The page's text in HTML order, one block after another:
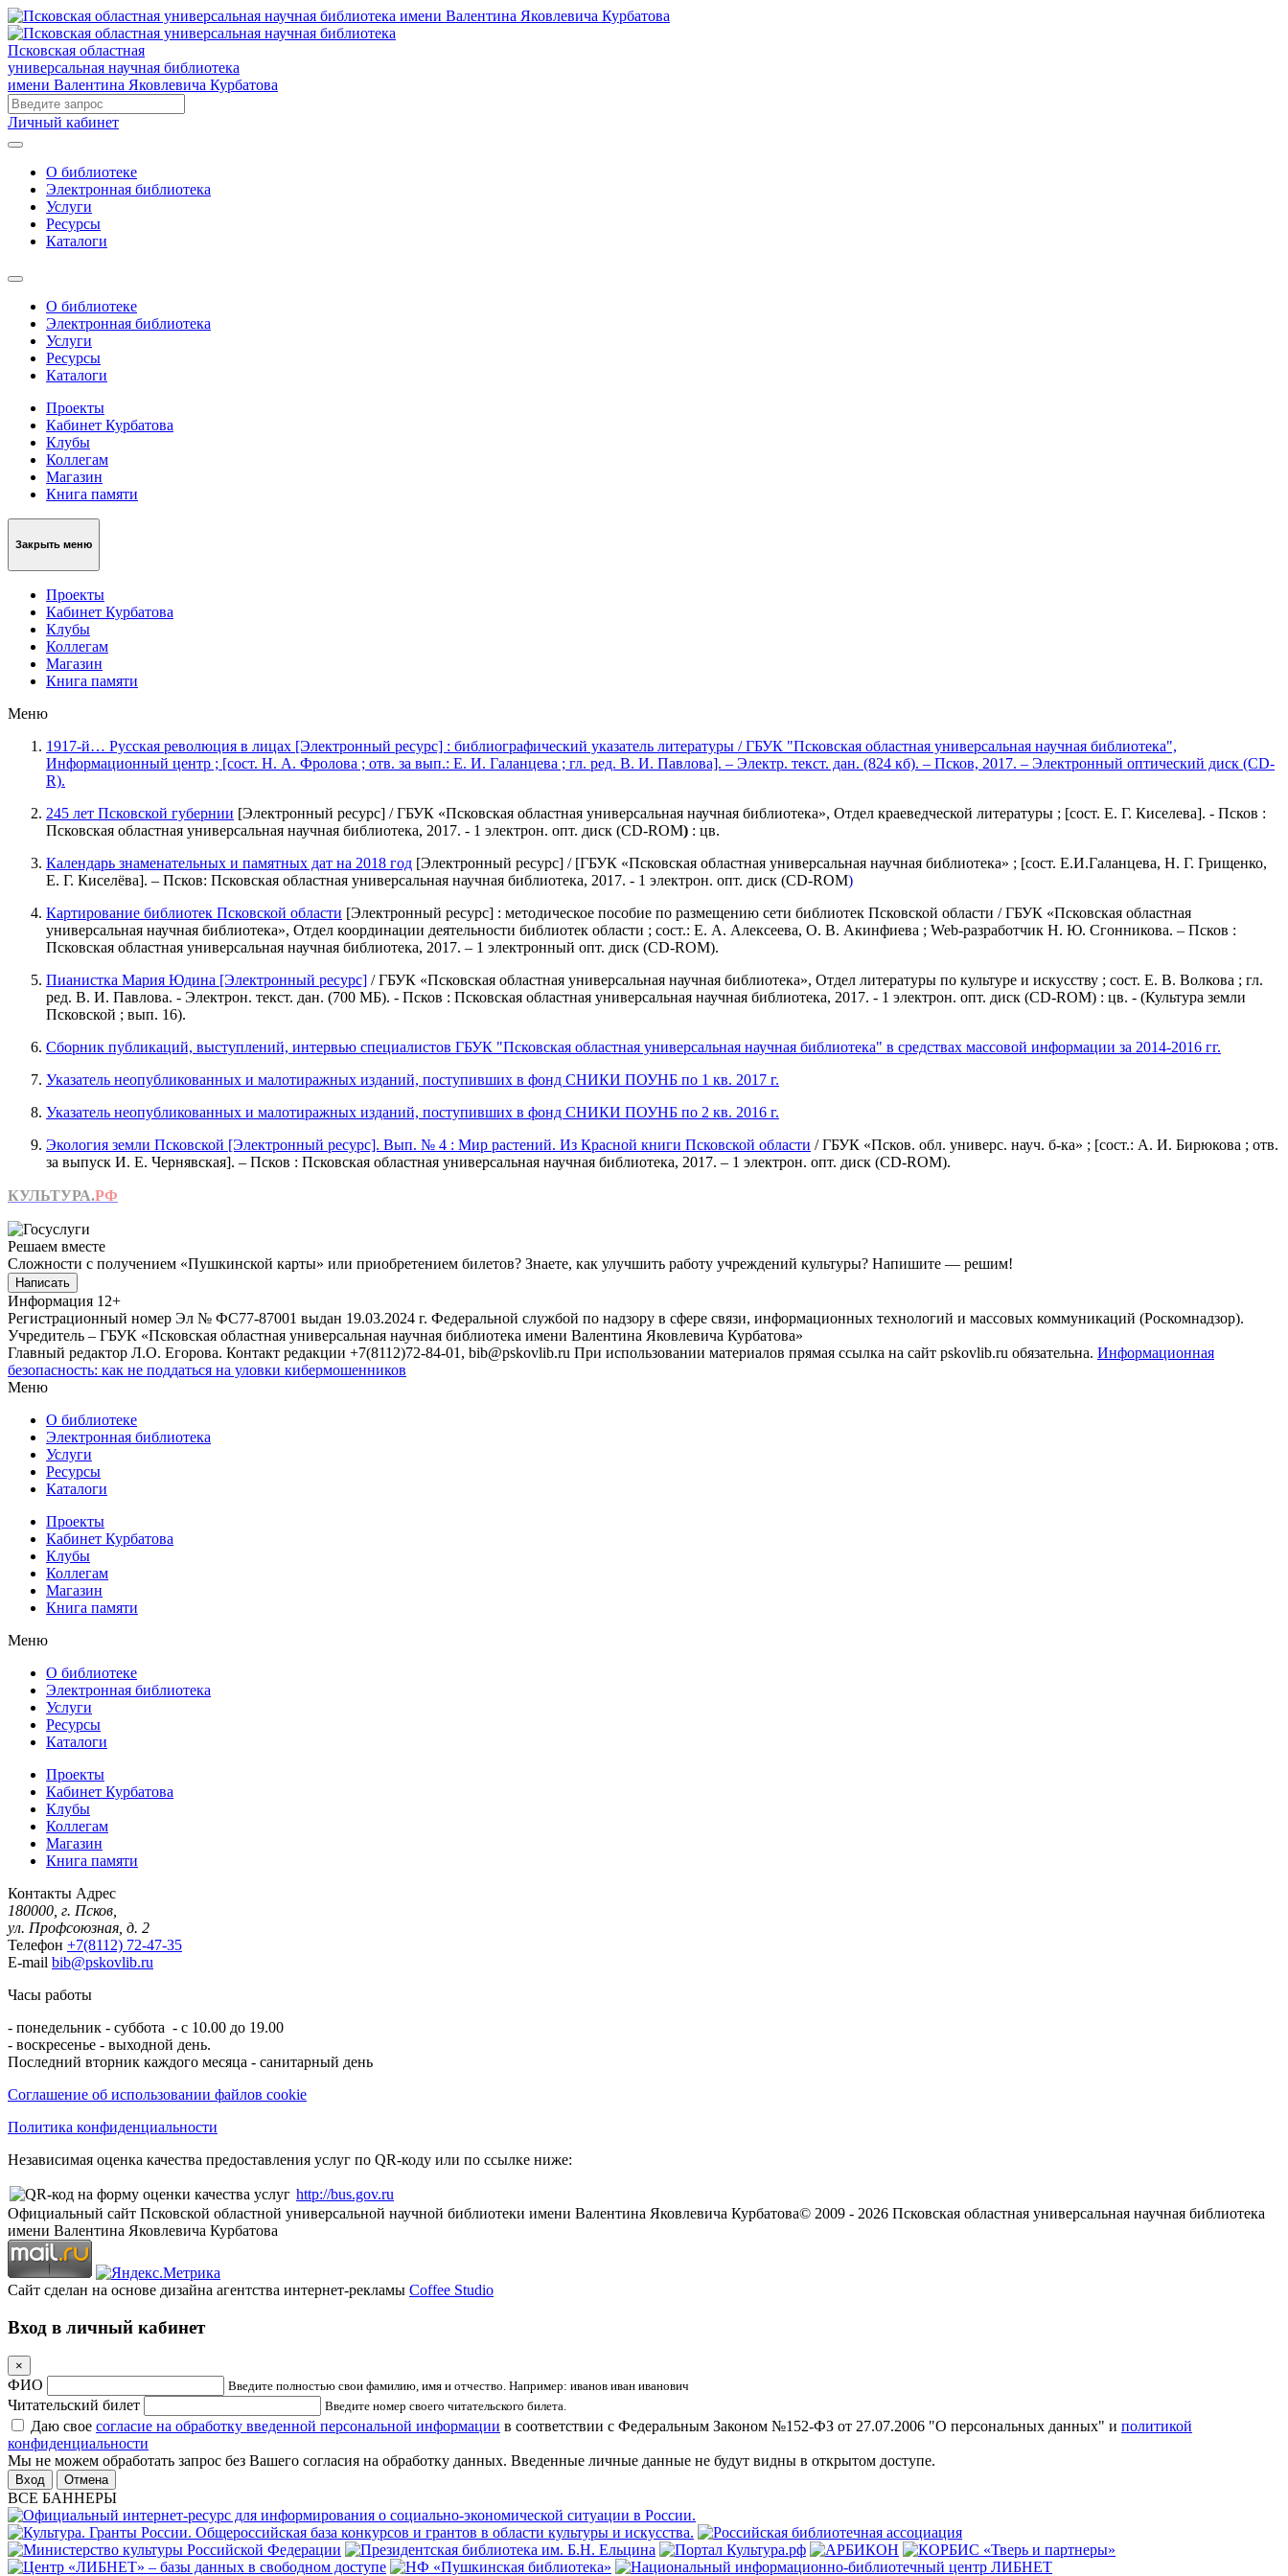
Псковская областная
универсальная научная библиотека
имени Валентина Яковлевича Курбатова
Личный кабинет
О библиотеке
Электронная библиотека
Услуги
Ресурсы
Каталоги
О библиотеке
Электронная библиотека
Услуги
Ресурсы
Каталоги
Проекты
Кабинет Курбатова
Клубы
Коллегам
Магазин
Книга памяти
Закрыть меню
Проекты
Кабинет Курбатова
Клубы
Коллегам
Магазин
Книга памяти
Меню
1917-й… Русская революция в лицах [Электронный ресурс] : библиографический указатель литературы / ГБУК "Псковская областная универсальная научная библиотека",
Информационный центр ; [сост. Н. А. Фролова ; отв. за вып.: Е. И. Галанцева ; гл. ред. В. И. Павлова]. – Электр. текст. дан. (824 кб). – Псков, 2017. – Электронный оптический диск (CD-
R).
245 лет Псковской губернии [Электронный ресурс] / ГБУК «Псковская областная универсальная научная библиотека», Отдел краеведческой литературы ; [сост. Е. Г. Киселева]. - Псков :
Псковская областная универсальная научная библиотека, 2017. - 1 электрон. опт. диск (CD-ROM) : цв.
Календарь знаменательных и памятных дат на 2018 год [Электронный ресурс] / [ГБУК «Псковская областная универсальная научная библиотека» ; [сост. Е.И.Галанцева, Н. Г. Грищенко,
Е. Г. Киселёва]. – Псков: Псковская областная универсальная научная библиотека, 2017. - 1 электрон. опт. диск (CD-ROM)
Картирование библиотек Псковской области [Электронный ресурс] : методическое пособие по размещению сети библиотек Псковской области / ГБУК «Псковская областная
универсальная научная библиотека», Отдел координации деятельности библиотек области ; сост.: Е. А. Алексеева, О. В. Акинфиева ; Web-разработчик Н. Ю. Сгонникова. – Псков :
Псковская областная универсальная научная библиотека, 2017. – 1 электронный опт. диск (CD-ROM).
Пианистка Мария Юдина [Электронный ресурс] / ГБУК «Псковская областная универсальная научная библиотека», Отдел литературы по культуре и искусству ; сост. Е. В. Волкова ; гл.
ред. В. И. Павлова. - Электрон. текст. дан. (700 МБ). - Псков : Псковская областная универсальная научная библиотека, 2017. - 1 электрон. опт. диск (CD-ROM) : цв. - (Культура земли
Псковской ; вып. 16).
Сборник публикаций, выступлений, интервью специалистов ГБУК "Псковская областная универсальная научная библиотека" в средствах массовой информации за 2014-2016 гг.
Указатель неопубликованных и малотиражных изданий, поступивших в фонд СНИКИ ПОУНБ по 1 кв. 2017 г.
Указатель неопубликованных и малотиражных изданий, поступивших в фонд СНИКИ ПОУНБ по 2 кв. 2016 г.
Экология земли Псковской [Электронный ресурс]. Вып. № 4 : Мир растений. Из Красной книги Псковской области / ГБУК «Псков. обл. универс. науч. б-ка» ; [сост.: А. И. Бирюкова ; отв.
за выпуск И. Е. Чернявская]. – Псков : Псковская областная универсальная научная библиотека, 2017. – 1 электрон. опт. диск (CD-ROM).
КУЛЬТУРА.РФ
Решаем вместе
Сложности с получением «Пушкинской карты» или приобретением билетов? Знаете, как улучшить работу учреждений культуры? Напишите — решим!
Написать
Информация 12+
Регистрационный номер Эл № ФС77-87001 выдан 19.03.2024 г. Федеральной службой по надзору в сфере связи, информационных технологий и массовых коммуникаций (Роскомнадзор).
Учредитель – ГБУК «Псковская областная универсальная научная библиотека имени Валентина Яковлевича Курбатова»
Главный редактор Л.О. Егорова. Контакт редакции +7(8112)72-84-01, bib@pskovlib.ru При использовании материалов прямая ссылка на сайт pskovlib.ru обязательна. Информационная
безопасность: как не поддаться на уловки кибермошенников
Меню
О библиотеке
Электронная библиотека
Услуги
Ресурсы
Каталоги
Проекты
Кабинет Курбатова
Клубы
Коллегам
Магазин
Книга памяти
Меню
О библиотеке
Электронная библиотека
Услуги
Ресурсы
Каталоги
Проекты
Кабинет Курбатова
Клубы
Коллегам
Магазин
Книга памяти
Контакты Адрес
180000, г. Псков,
ул. Профсоюзная, д. 2
Телефон +7(8112) 72-47-35
E-mail bib@pskovlib.ru
Часы работы
- понедельник - суббота - с 10.00 до 19.00
- воскресенье - выходной день.
Последний вторник каждого месяца - санитарный день
Соглашение об использовании файлов cookie
Политика конфиденциальности
Независимая оценка качества предоставления услуг по QR-коду или по ссылке ниже:
http://bus.gov.ru
Официальный сайт Псковской областной универсальной научной библиотеки имени Валентина Яковлевича Курбатова© 2009 - 2026 Псковская областная универсальная научная библиотека
имени Валентина Яковлевича Курбатова
Сайт сделан на основе дизайна агентства интернет-рекламы Coffee Studio
Вход в личный кабинет
×
ФИО Введите полностью свои фамилию, имя и отчество. Например: иванов иван иванович
Читательский билет Введите номер своего читательского билета.
Даю свое согласие на обработку введенной персональной информации в соответствии с Федеральным Законом №152-ФЗ от 27.07.2006 "О персональных данных" и политикой
конфиденциальности
Мы не можем обработать запрос без Вашего согласия на обработку данных. Введенные личные данные не будут видны в открытом доступе.
Отмена
ВСЕ БАННЕРЫ